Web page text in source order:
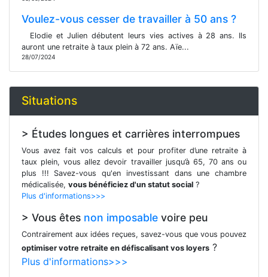
Voulez-vous cesser de travailler à 50 ans ?
Elodie et Julien débutent leurs vies actives à 28 ans. Ils
auront une retraite à taux plein à 72 ans. Aïe...
28/07/2024
Situations
> Études longues et carrières interrompues
Vous avez fait vos calculs et pour profiter d’une retraite à
taux plein, vous allez devoir travailler jusqu’à 65, 70 ans ou
plus !!! Savez-vous qu'en investissant dans une chambre
médicalisée, vous bénéficiez d'un statut social ?
Plus d'informations>>>
> Vous êtes non imposable voire peu
Contrairement aux idées reçues, savez-vous que vous pouvez
optimiser votre retraite en défiscalisant vos loyers ?
Plus d'informations>>>